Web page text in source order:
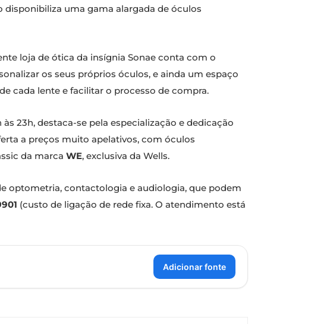
disponibiliza uma gama alargada de óculos
loja de ótica da insígnia Sonae conta com o
os seus próprios óculos, e ainda um espaço
cada lente e facilitar o processo de compra.
23h, destaca-se pela especialização e dedicação
a preços muito apelativos, com óculos
da marca WE, exclusiva da Wells.
optometria, contactologia e audiologia, que podem
(custo de ligação de rede fixa. O atendimento está
Adicionar fonte